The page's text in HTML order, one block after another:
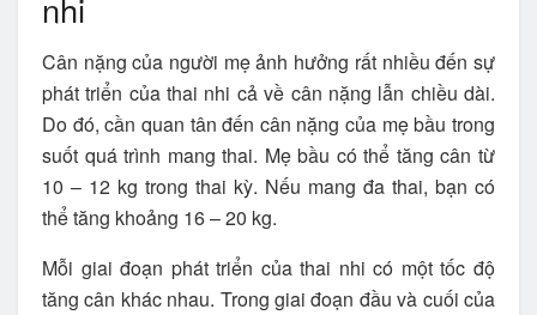
Cân nặng của người mẹ ảnh hưởng rất nhiều đến sự
phát triển của thai nhi cả về cân nặng lẫn chiều dài.
Do đó, cần quan tân đến cân nặng của mẹ bầu trong
suốt quá trình mang thai. Mẹ bầu có thể tăng cân từ
10 – 12 kg trong thai kỳ. Nếu mang đa thai, bạn có
thể tăng khoảng 16 – 20 kg.
Mỗi giai đoạn phát triển của thai nhi có một tốc độ
tăng cân khác nhau. Trong giai đoạn đầu và cuối của